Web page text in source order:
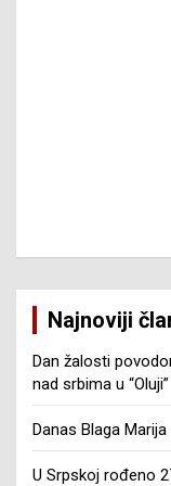
Najnoviji
Dan žalosti
nad srbima u “Oluji”
Danas Blaga Marija
U Srpskoj rođeno